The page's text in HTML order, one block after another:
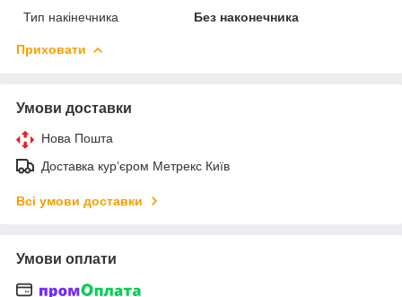
Тип накінечника
Без наконечника
Приховати
Умови доставки
Нова Пошта
Доставка курʼєром Метрекс Київ
Всі умови доставки
Умови оплати